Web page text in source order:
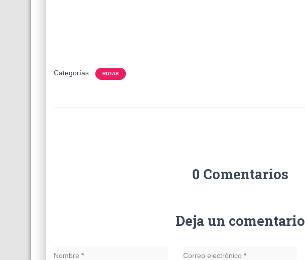
Categorías: RUTAS
0 Comentarios
Deja un comentario
Nombre * Correo electrónico *